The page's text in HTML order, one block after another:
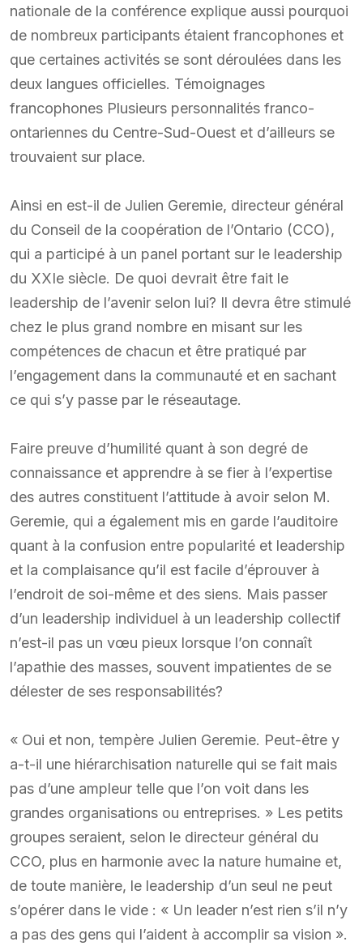
nationale de la conférence explique aussi pourquoi
de nombreux participants étaient francophones et
que certaines activités se sont déroulées dans les
deux langues officielles. Témoignages
francophones Plusieurs personnalités franco-
ontariennes du Centre-Sud-Ouest et d’ailleurs se
trouvaient sur place.
Ainsi en est-il de Julien Geremie, directeur général
du Conseil de la coopération de l’Ontario (CCO),
qui a participé à un panel portant sur le leadership
du XXIe siècle. De quoi devrait être fait le
leadership de l’avenir selon lui? Il devra être stimulé
chez le plus grand nombre en misant sur les
compétences de chacun et être pratiqué par
l’engagement dans la communauté et en sachant
ce qui s’y passe par le réseautage.
Faire preuve d’humilité quant à son degré de
connaissance et apprendre à se fier à l’expertise
des autres constituent l’attitude à avoir selon M.
Geremie, qui a également mis en garde l’auditoire
quant à la confusion entre popularité et leadership
et la complaisance qu’il est facile d’éprouver à
l’endroit de soi-même et des siens. Mais passer
d’un leadership individuel à un leadership collectif
n’est-il pas un vœu pieux lorsque l’on connaît
l’apathie des masses, souvent impatientes de se
délester de ses responsabilités?
« Oui et non, tempère Julien Geremie. Peut-être y
a-t-il une hiérarchisation naturelle qui se fait mais
pas d’une ampleur telle que l’on voit dans les
grandes organisations ou entreprises. » Les petits
groupes seraient, selon le directeur général du
CCO, plus en harmonie avec la nature humaine et,
de toute manière, le leadership d’un seul ne peut
s’opérer dans le vide : « Un leader n’est rien s’il n’y
a pas des gens qui l’aident à accomplir sa vision ».